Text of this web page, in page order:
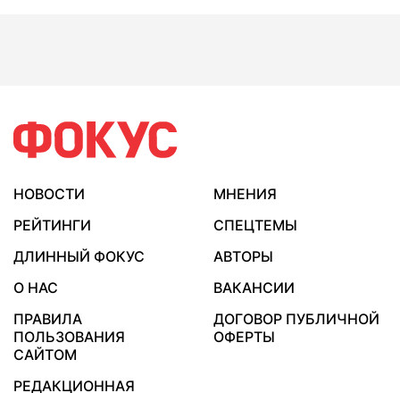
НОВОСТИ
МНЕНИЯ
РЕЙТИНГИ
СПЕЦТЕМЫ
ДЛИННЫЙ ФОКУС
АВТОРЫ
О НАС
ВАКАНСИИ
ПРАВИЛА
ПОЛЬЗОВАНИЯ
САЙТОМ
ДОГОВОР ПУБЛИЧНОЙ
ОФЕРТЫ
РЕДАКЦИОННАЯ